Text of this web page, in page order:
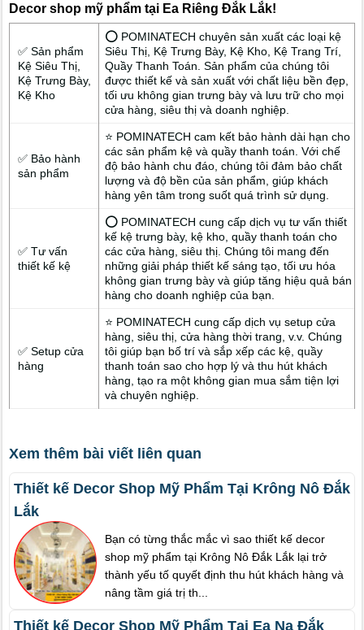
Decor shop mỹ phẩm tại Ea Riêng Đắk Lắk!
✅ Sản phẩm
Kệ Siêu Thị,
Kệ Trưng Bày,
Kệ Kho
⭕ POMINATECH chuyên sản xuất các loại kệ
Siêu Thị, Kệ Trưng Bày, Kệ Kho, Kệ Trang Trí,
Quầy Thanh Toán. Sản phẩm của chúng tôi
được thiết kế và sản xuất với chất liệu bền đẹp,
tối ưu không gian trưng bày và lưu trữ cho mọi
cửa hàng, siêu thị và doanh nghiệp.
✅ Bảo hành
sản phẩm
⭐ POMINATECH cam kết bảo hành dài hạn cho
các sản phẩm kệ và quầy thanh toán. Với chế
độ bảo hành chu đáo, chúng tôi đảm bảo chất
lượng và độ bền của sản phẩm, giúp khách
hàng yên tâm trong suốt quá trình sử dụng.
✅ Tư vấn
thiết kế kệ
⭕ POMINATECH cung cấp dịch vụ tư vấn thiết
kế kệ trưng bày, kệ kho, quầy thanh toán cho
các cửa hàng, siêu thị. Chúng tôi mang đến
những giải pháp thiết kế sáng tạo, tối ưu hóa
không gian trưng bày và giúp tăng hiệu quả bán
hàng cho doanh nghiệp của bạn.
✅ Setup cửa
hàng
⭐ POMINATECH cung cấp dịch vụ setup cửa
hàng, siêu thị, cửa hàng thời trang, v.v. Chúng
tôi giúp bạn bố trí và sắp xếp các kệ, quầy
thanh toán sao cho hợp lý và thu hút khách
hàng, tạo ra một không gian mua sắm tiện lợi
và chuyên nghiệp.
Xem thêm bài viết liên quan
Thiết kế Decor Shop Mỹ Phẩm Tại Krông Nô Đắk
Lắk
Bạn có từng thắc mắc vì sao thiết kế decor
shop mỹ phẩm tại Krông Nô Đắk Lắk lại trở
thành yếu tố quyết định thu hút khách hàng và
nâng tầm giá trị th...
Thiết kế Decor Shop Mỹ Phẩm Tại Ea Na Đắk